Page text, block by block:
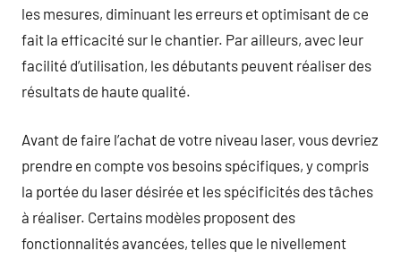
les mesures, diminuant les erreurs et optimisant de ce
fait la efficacité sur le chantier. Par ailleurs, avec leur
facilité d’utilisation, les débutants peuvent réaliser des
résultats de haute qualité.
Avant de faire l’achat de votre niveau laser, vous devriez
prendre en compte vos besoins spécifiques, y compris
la portée du laser désirée et les spécificités des tâches
à réaliser. Certains modèles proposent des
fonctionnalités avancées, telles que le nivellement